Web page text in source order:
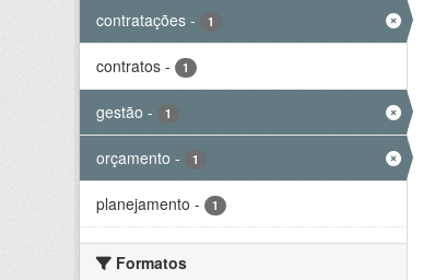
contratações - 1
contratos - 1
gestão - 1
orçamento - 1
planejamento - 1
Formatos